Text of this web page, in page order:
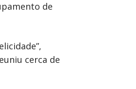
de
cerca de